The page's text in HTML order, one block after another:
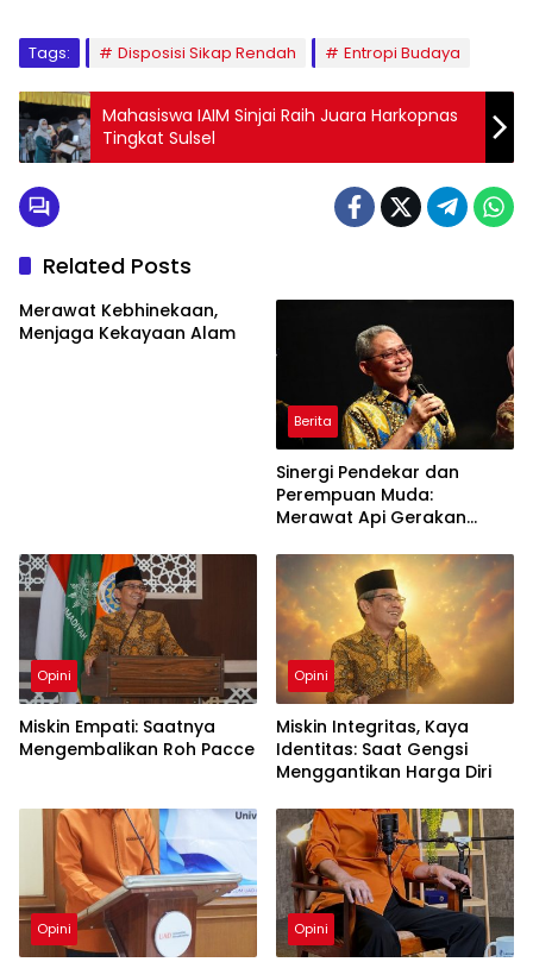
Tags: Disposisi Sikap Rendah Entropi Budaya
Mahasiswa IAIM Sinjai Raih Juara Harkopnas
Tingkat Sulsel
Related Posts
Merawat Kebhinekaan,
Menjaga Kekayaan Alam
Berita
Sinergi Pendekar dan
Perempuan Muda:
Merawat Api Gerakan
Opini
Miskin Empati: Saatnya
Mengembalikan Roh Pacce
Opini
Miskin Integritas, Kaya
Identitas: Saat Gengsi
Menggantikan Harga Diri
Opini Opini